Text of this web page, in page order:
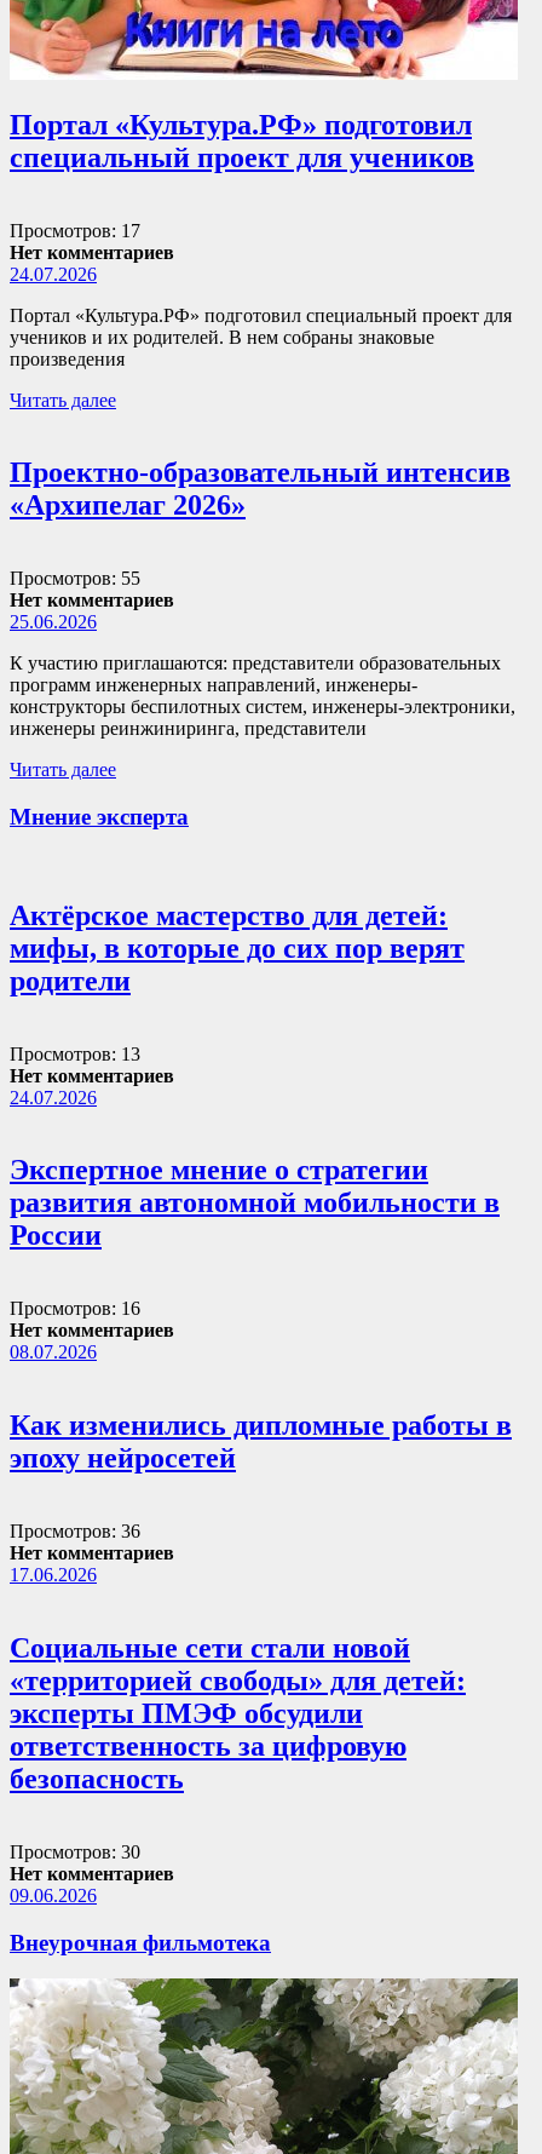
Портал «Культура.РФ» подготовил
специальный проект для учеников
Просмотров: 17
Нет комментариев
24.07.2026
Портал «Культура.РФ» подготовил специальный проект для
учеников и их родителей. В нем собраны знаковые
произведения
Читать далее
Проектно-образовательный интенсив
«Архипелаг 2026»
Просмотров: 55
Нет комментариев
25.06.2026
К участию приглашаются: представители образовательных
программ инженерных направлений, инженеры-
конструкторы беспилотных систем, инженеры-электроники,
инженеры реинжиниринга, представители
Читать далее
Мнение эксперта
Актёрское мастерство для детей:
мифы, в которые до сих пор верят
родители
Просмотров: 13
Нет комментариев
24.07.2026
Экспертное мнение о стратегии
развития автономной мобильности в
России
Просмотров: 16
Нет комментариев
08.07.2026
Как изменились дипломные работы в
эпоху нейросетей
Просмотров: 36
Нет комментариев
17.06.2026
Социальные сети стали новой
«территорией свободы» для детей:
эксперты ПМЭФ обсудили
ответственность за цифровую
безопасность
Просмотров: 30
Нет комментариев
09.06.2026
Внеурочная фильмотека